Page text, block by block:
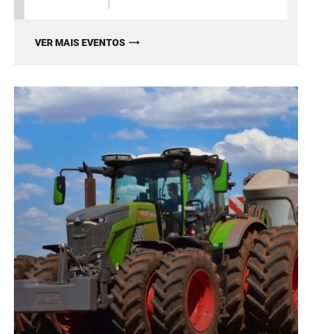
VER MAIS EVENTOS